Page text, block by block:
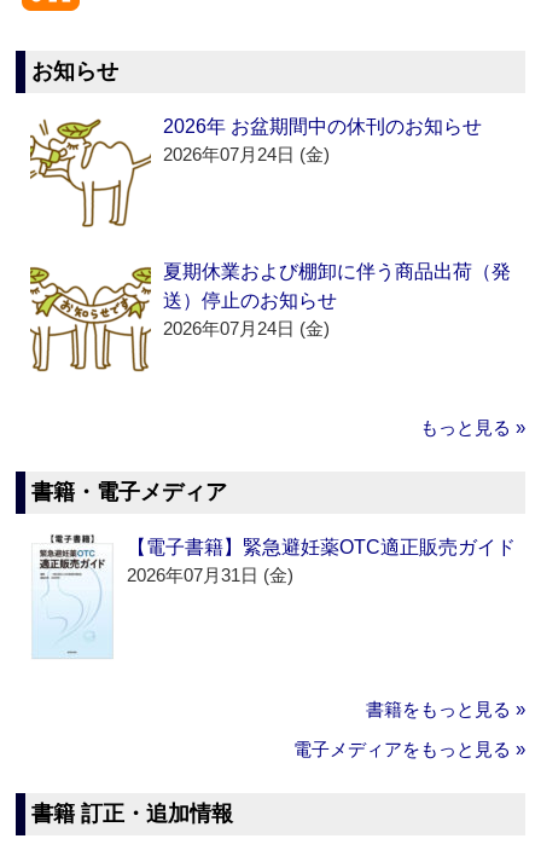
お知らせ
2026年 お盆期間中の休刊のお知らせ
2026年07月24日 (金)
夏期休業および棚卸に伴う商品出荷（発
送）停止のお知らせ
2026年07月24日 (金)
もっと見る »
書籍・電子メディア
【電子書籍】緊急避妊薬OTC適正販売ガイド
2026年07月31日 (金)
書籍をもっと見る »
電子メディアをもっと見る »
書籍 訂正・追加情報